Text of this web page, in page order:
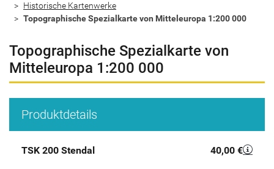
Historische Kartenwerke
Topographische Spezialkarte von Mitteleuropa 1:200 000
Topographische Spezialkarte von
Mitteleuropa 1:200 000
Produktdetails
TSK 200 Stendal 40,00 €